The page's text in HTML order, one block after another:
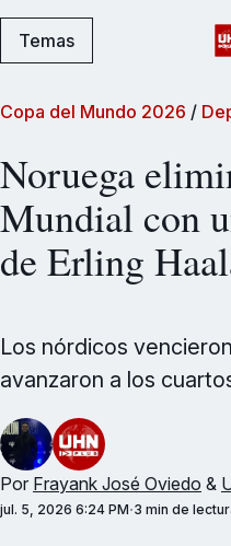
Temas
Copa del Mundo 2026 /
Noruega
Mundial con
de Erling
Los nórdicos
avanzaron a los
Por Frayank José Oviedo &
jul. 5, 2026 6:24 PM 3 min de